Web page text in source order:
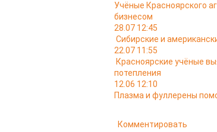
Учёные Красноярского
бизнесом
28.07 12:45
Сибирские и
22.07 11:55
Красноярские учёные
потепления
12.06 12:10
Плазма и фуллерены
Комментировать